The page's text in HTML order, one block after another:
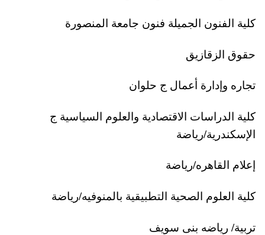
كلية الفنون الجميلة فنون جامعة المنصورة
حقوق الزقازيق
تجاره وإدارة أعمال ج حلوان
كلية الدراسات الاقتصادية والعلوم السياسية ج
الإسكندرية/رياضة
إعلام القاهره/رياضة
كلية العلوم الصحية التطبيقية بالمنوفيه/رياضة
تربية/ رياضه بنى سويف